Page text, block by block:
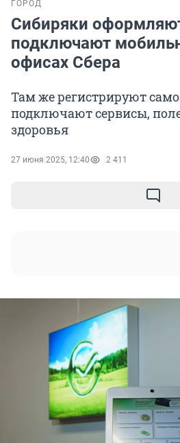
ГОРОД
Сибиряки
подключают
офисах Сбера
Там же регистрируют
подключают сервисы,
здоровья
27 июня 2025, 12:40 2 411